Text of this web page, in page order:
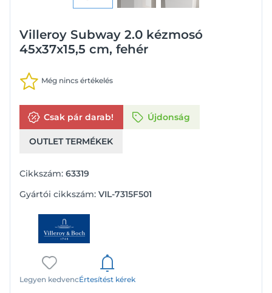
Villeroy Subway 2.0 kézmosó
45x37x15,5 cm, fehér
Még nincs értékelés
Csak pár darab! Újdonság
OUTLET TERMÉKEK
Cikkszám: 63319
Gyártói cikkszám: VIL-7315F501
Legyen kedvencÉrtesítést kérek